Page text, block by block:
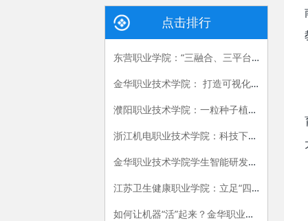
点击排行
东营职业学院：“三融合、三平台、四步走”打造教学资源库建设新样板
金华职业技术学院： 打造可视化订单新流程，助企解决报工难问题
濮阳职业技术学院：一粒种子植沃土 滚滚麦浪创丰收
浙江机电职业技术学院：科技下乡促共富 助推乡村振兴
金华职业技术学院学生智能研发跑步机测试平台，助企解决“卡脖子”工程
江苏卫生健康职业学院：立足“四个聚焦” 推动科研高质量发展
如何让机器“活”起来？金华职业技术学院这群青年这样干